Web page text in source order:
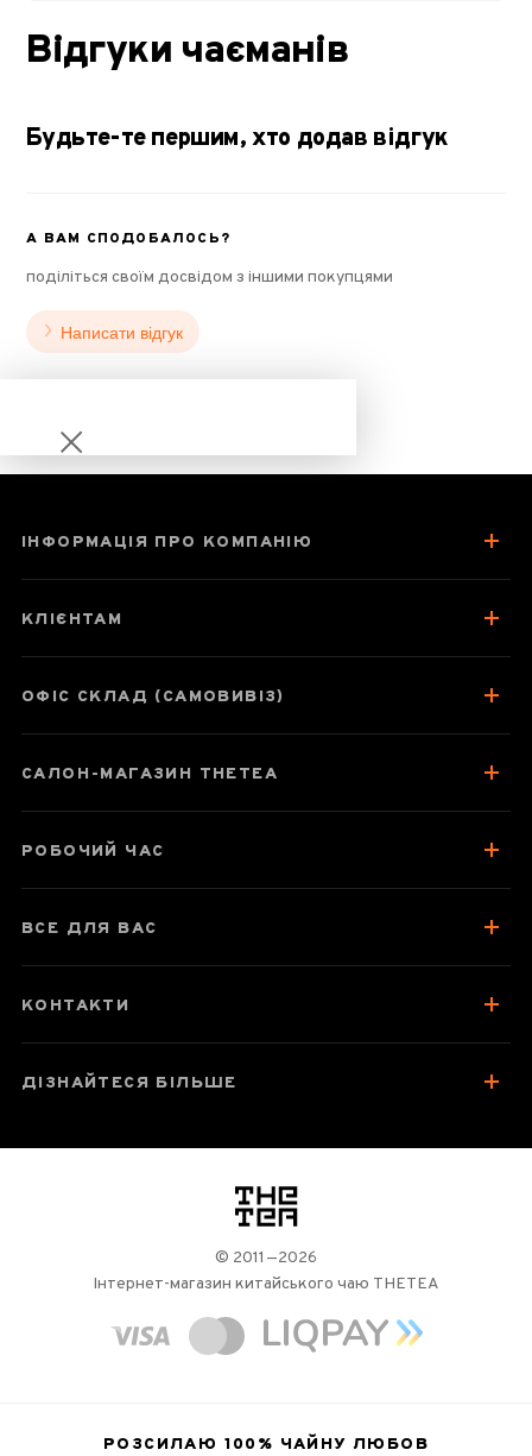
Відгуки чаєманів
Будьте-те першим, хто додав відгук
А ВАМ СПОДОБАЛОСЬ?
поділіться своїм досвідом з іншими покупцями
Написати відгук
Чайний ставок
кераміка, майстер
ІНФОРМАЦІЯ ПРО КОМПАНІЮ
КЛІЄНТАМ
ОФІС СКЛАД (САМОВИВІЗ)
САЛОН-МАГАЗИН THETEA
РОБОЧИЙ ЧАС
ВСЕ ДЛЯ ВАС
КОНТАКТИ
ДІЗНАЙТЕСЯ БІЛЬШЕ
логотип
© 2011—2026
Інтернет-магазин китайського чаю THETEA
РОЗСИЛАЮ 100% ЧАЙНУ ЛЮБОВ